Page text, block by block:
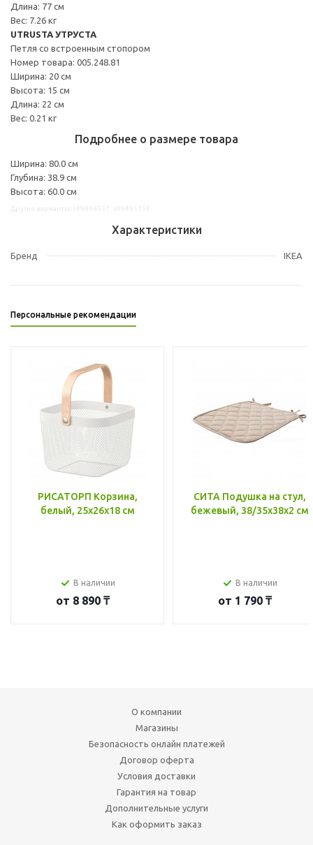
Длина: 77 см
Вес: 7.26 кг
UTRUSTA УТРУСТА
Петля со встроенным стопором
Номер товара: 005.248.81
Ширина: 20 см
Высота: 15 см
Длина: 22 см
Вес: 0.21 кг
Подробнее о размере товара
Ширина: 80.0 см
Глубина: 38.9 см
Высота: 60.0 см
Характеристики
Бренд IKEA
Персональные рекомендации
РИСАТОРП Корзина,
белый, 25x26x18 см
В наличии
от 8 890 ₸
СИТА Подушка на стул,
бежевый, 38/35x38x2 см
В наличии
от 1 790 ₸
О компании
Магазины
Безопасность онлайн платежей
Договор оферта
Условия доставки
Гарантия на товар
Дополнительные услуги
Как оформить заказ